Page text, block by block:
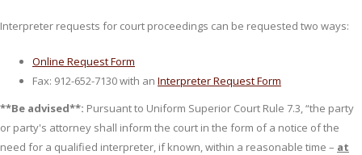
Interpreter requests for court proceedings can be requested two ways:
Online Request Form
Fax: 912-652-7130 with an Interpreter Request Form
**Be advised**: Pursuant to Uniform Superior Court Rule 7.3, “the party
or party's attorney shall inform the court in the form of a notice of the
need for a qualified interpreter, if known, within a reasonable time – at